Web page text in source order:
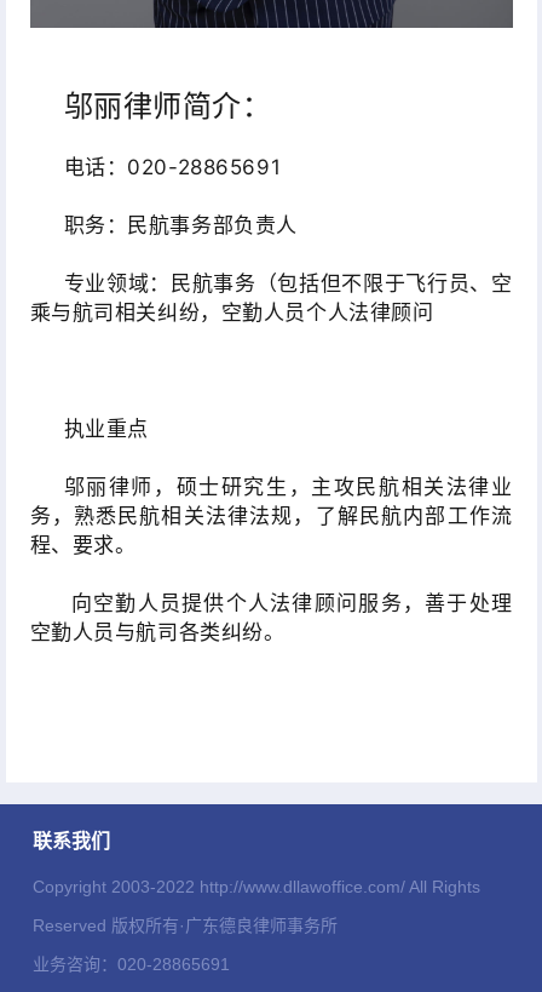
邬丽律师简介：
电话：020-28865691
职务：民航事务部负责人
专业领域：民航事务（包括但不限于飞行员、空
乘与航司相关纠纷，空勤人员个人法律顾问
执业重点
邬丽律师，硕士研究生，主攻民航相关法律业
务，熟悉民航相关法律法规，了解民航内部工作流
程、要求。
向空勤人员提供个人法律顾问服务，善于处理
空勤人员与航司各类纠纷。
联系我们
Copyright 2003-2022 http://www.dllawoffice.com/ All Rights
Reserved 版权所有·广东德良律师事务所
业务咨询：020-28865691